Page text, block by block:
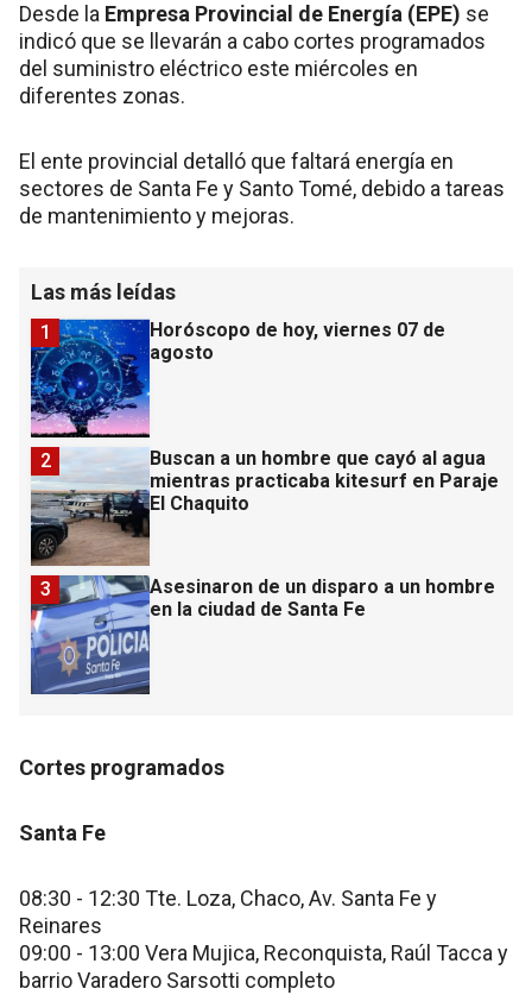
Desde la Empresa Provincial de Energía (EPE) se
indicó que se llevarán a cabo cortes programados
del suministro eléctrico este miércoles en
diferentes zonas.
El ente provincial detalló que faltará energía en
sectores de Santa Fe y Santo Tomé, debido a tareas
de mantenimiento y mejoras.
Las más leídas
Horóscopo de hoy, viernes 07 de
agosto
1
Buscan a un hombre que cayó al agua
mientras practicaba kitesurf en Paraje
El Chaquito
2
Asesinaron de un disparo a un hombre
en la ciudad de Santa Fe
3
Cortes programados
Sant a Fe
08:30 - 12:30 Tte. Loza, Chaco, Av. Santa Fe y
Reinares
09:00 - 13:00 Vera Mujica, Reconquista, Raúl Tacca y
barrio Varadero Sarsotti completo